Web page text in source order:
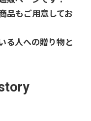
品もご用意してお
る人への贈り物と